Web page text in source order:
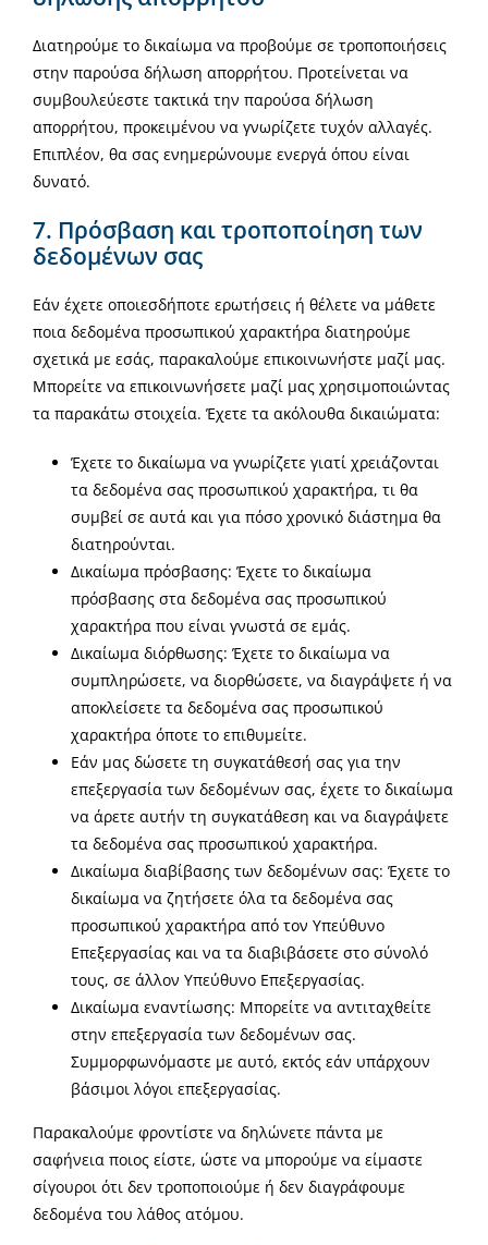
Διατηρούμε το δικαίωμα να προβούμε σε τροποποιήσεις
στην παρούσα δήλωση απορρήτου. Προτείνεται να
συμβουλεύεστε τακτικά την παρούσα δήλωση
απορρήτου, προκειμένου να γνωρίζετε τυχόν αλλαγές.
Επιπλέον, θα σας ενημερώνουμε ενεργά όπου είναι
δυνατό.
7. Πρόσβαση και τροποποίηση των
δεδομένων σας
Εάν έχετε οποιεσδήποτε ερωτήσεις ή θέλετε να μάθετε
ποια δεδομένα προσωπικού χαρακτήρα διατηρούμε
σχετικά με εσάς, παρακαλούμε επικοινωνήστε μαζί μας.
Μπορείτε να επικοινωνήσετε μαζί μας χρησιμοποιώντας
τα παρακάτω στοιχεία. Έχετε τα ακόλουθα δικαιώματα:
Έχετε το δικαίωμα να γνωρίζετε γιατί χρειάζονται
τα δεδομένα σας προσωπικού χαρακτήρα, τι θα
συμβεί σε αυτά και για πόσο χρονικό διάστημα θα
διατηρούνται.
Δικαίωμα πρόσβασης: Έχετε το δικαίωμα
πρόσβασης στα δεδομένα σας προσωπικού
χαρακτήρα που είναι γνωστά σε εμάς.
Δικαίωμα διόρθωσης: Έχετε το δικαίωμα να
συμπληρώσετε, να διορθώσετε, να διαγράψετε ή να
αποκλείσετε τα δεδομένα σας προσωπικού
χαρακτήρα όποτε το επιθυμείτε.
Εάν μας δώσετε τη συγκατάθεσή σας για την
επεξεργασία των δεδομένων σας, έχετε το δικαίωμα
να άρετε αυτήν τη συγκατάθεση και να διαγράψετε
τα δεδομένα σας προσωπικού χαρακτήρα.
Δικαίωμα διαβίβασης των δεδομένων σας: Έχετε το
δικαίωμα να ζητήσετε όλα τα δεδομένα σας
προσωπικού χαρακτήρα από τον Υπεύθυνο
Επεξεργασίας και να τα διαβιβάσετε στο σύνολό
τους, σε άλλον Υπεύθυνο Επεξεργασίας.
Δικαίωμα εναντίωσης: Μπορείτε να αντιταχθείτε
στην επεξεργασία των δεδομένων σας.
Συμμορφωνόμαστε με αυτό, εκτός εάν υπάρχουν
βάσιμοι λόγοι επεξεργασίας.
Παρακαλούμε φροντίστε να δηλώνετε πάντα με
σαφήνεια ποιος είστε, ώστε να μπορούμε να είμαστε
σίγουροι ότι δεν τροποποιούμε ή δεν διαγράφουμε
δεδομένα του λάθος ατόμου.